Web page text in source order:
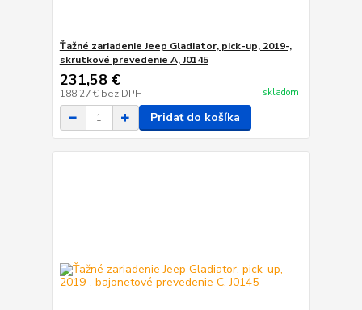
Ťažné zariadenie Jeep Gladiator, pick-up, 2019-,
skrutkové prevedenie A, J0145
231,58 €
188,27 € bez DPH skladom
Pridať do košíka